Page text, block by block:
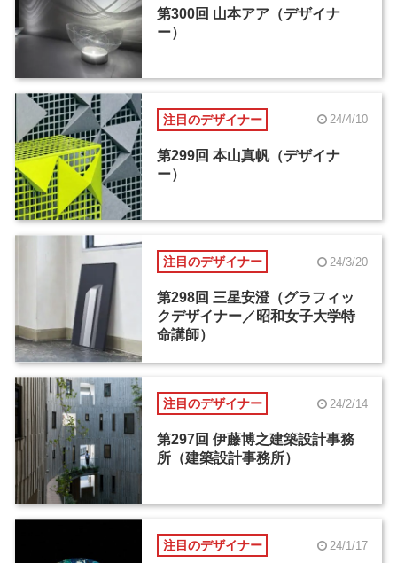
第300回 山本アア（デザイナ
ー）
注目のデザイナー 24/4/10
第299回 本山真帆（デザイナ
ー）
注目のデザイナー 24/3/20
第298回 三星安澄（グラフィッ
クデザイナー／昭和女子大学特
命講師）
注目のデザイナー 24/2/14
第297回 伊藤博之建築設計事務
所（建築設計事務所）
注目のデザイナー 24/1/17